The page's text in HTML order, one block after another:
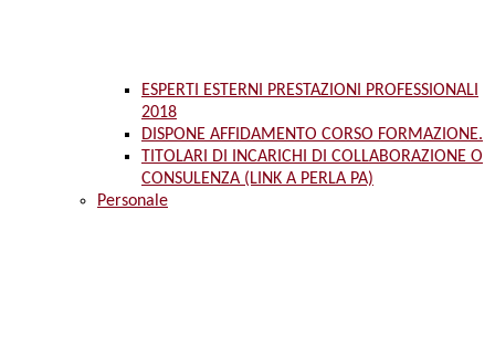
ESPERTI ESTERNI PRESTAZIONI PROFESSIONALI
2018
DISPONE AFFIDAMENTO CORSO FORMAZIONE.
TITOLARI DI INCARICHI DI COLLABORAZIONE O
CONSULENZA (LINK A PERLA PA)
Personale